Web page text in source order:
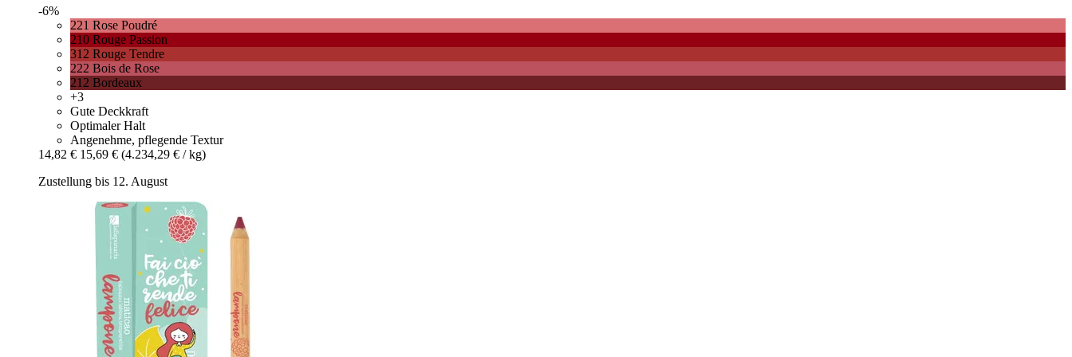
-6%
221 Rose Poudré
210 Rouge Passion
312 Rouge Tendre
222 Bois de Rose
212 Bordeaux
+3
Gute Deckkraft
Optimaler Halt
Angenehme, pflegende Textur
14,82 € 15,69 € (4.234,29 € / kg)
Zustellung bis 12. August